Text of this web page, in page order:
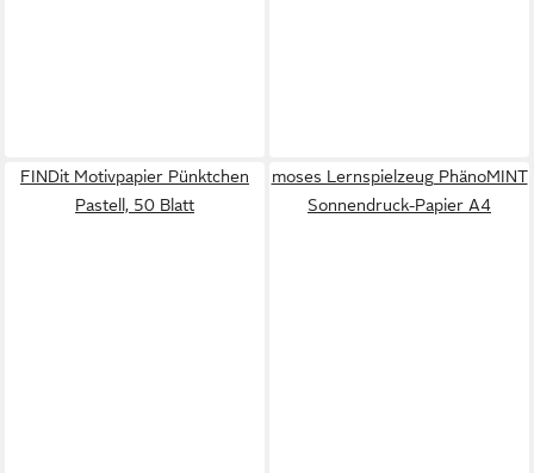
FINDit Motivpapier Pünktchen
Pastell, 50 Blatt
moses Lernspielzeug PhänoMINT
Sonnendruck-Papier A4